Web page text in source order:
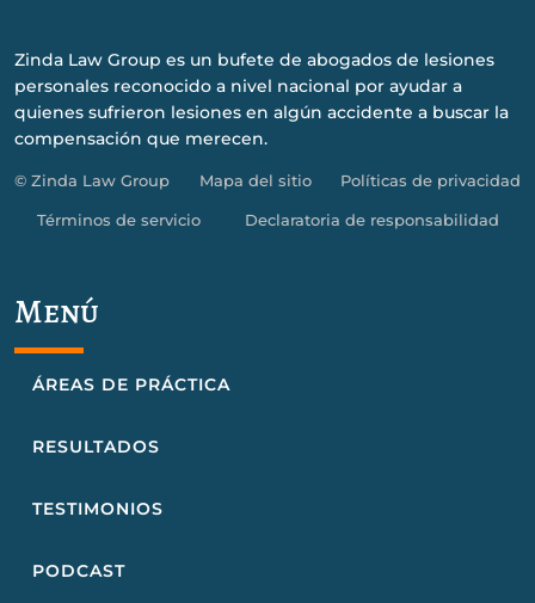
Zinda Law Group es un bufete de abogados de lesiones
personales reconocido a nivel nacional por ayudar a
quienes sufrieron lesiones en algún accidente a buscar la
compensación que merecen.
© Zinda Law Group Mapa del sitio Políticas de privacidad
Términos de servicio Declaratoria de responsabilidad
Menú
ÁREAS DE PRÁCTICA
RESULTADOS
TESTIMONIOS
PODCAST